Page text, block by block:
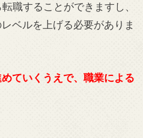
職することができますし、
ベルを上げる必要がありま
ていくうえで、職業による